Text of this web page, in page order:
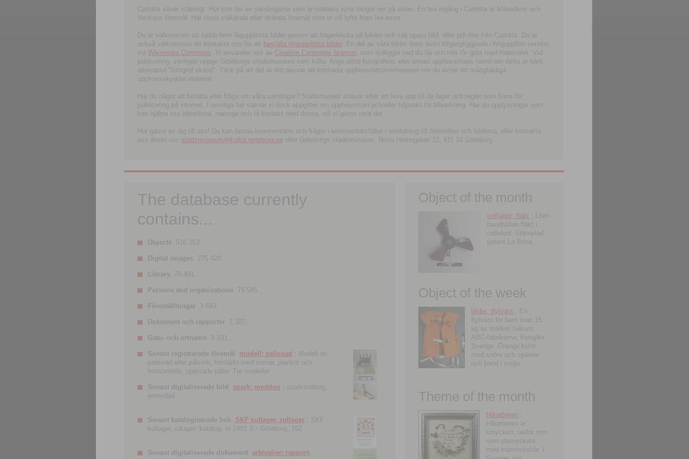
Carlotta växer ständigt. Hur stor del av samlingarna som är sökbara syns längre ner på sidan. En bra ingång i Carlotta är Månadens och
Veckans föremål. Här visas välkända eller okända föremål som vi vill lyfta fram lite extra.
Du är välkommen att ladda hem lågupplösta bilder genom att högerklicka på bilden och välj spara bild, eller pdf-filer från Carlotta. Du är
också välkommen att kontakta oss för att beställa högupplösta bilder. En del av våra bilder finns även tillgängliggjorda i högupplöst version
via Wikimedia Commons . Vi använder oss av Creative Commons licenser, som tydliggör vad du får och inte får göra med materialet. Vid
publicering, vänligen uppge Göteborgs stadsmuseum som källa. Ange alltid fotografens eller annan upphovsmans namn om detta är känt,
alternativt ”fotograf okänd”. Tänk på att det är ditt ansvar att kontakta upphovsrättsinnehavaren om du avser att mångfaldiga
upphovsskyddat material.
Har du något att berätta eller fråga om våra samlingar? Stadsmuseet strävar efter att leva upp till de lagar och regler som finns för
publicering på internet. I somliga fall saknar vi dock uppgifter om upphovsman och/eller tidpunkt för tillverkning. Har du upplysningar som
kan hjälpa oss identifiera, namnge och få kontakt med dessa, vill vi gärna veta det.
Hör gärna av dig till oss! Du kan lämna kommentarer och frågor i kommentarsfältet i anslutning till föremålen och bilderna, eller kontakta
oss direkt via: stadsmuseum@kultur.goteborg.se eller Göteborgs stadsmuseum, Norra Hamngatan 12, 411 14 Göteborg.
The database currently
contains...
Objects 516 253.
Digital images 275 428.
Library 76 491.
Persons and organisations 79 545.
Föreställningar 3 693.
Dokument och rapporter 2 387.
Gatu- och ortnamn 8 031.
Senast registrerade föremål modell; palissad
; Modell av
palissad eller pålverk, förstärkt med stenar, plankor och
horisontella, spetsade pålar. Tre modeller.
Senast digitaliserade bild spark; meddon ; sparkstötting,
enmedad
Senast katalogiserade bok SKF kullager, rullager ; SKF
kullager, rullager, katalog. nr 2401 S.- Göteborg, 162
Senast digitaliserade dokument arkivalier; rapport;
Object of the month
solfjäder; fläkt ; Liten
handhållen fläkt i
celluloid. Stämplad
patent La Brise.
Object of the week
bilder; flytväst ; En
flytväst för barn max 15
kg av märket Sekurit,
ABC-fabrikerna, Kungälv,
Sverige. Orange kulör
med snöre och spänne
och band i midja.
Theme of the month
Hårarbeten
Hårarbeten är
smycken, tavlor mm
som utsmyckats
med människohår. I